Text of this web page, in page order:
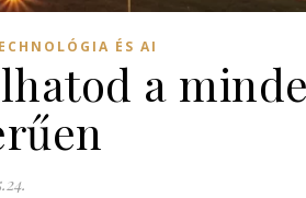
ÉS AI
a